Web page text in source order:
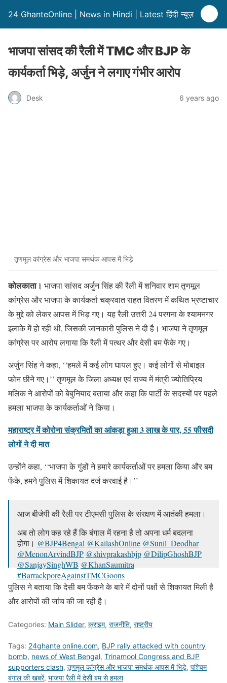
24 GhanteOnline | News in Hindi | Latest हिंदी न्यूज़
भाजपा सांसद की रैली में TMC और BJP के
कार्यकर्ता भिड़े, अर्जुन ने लगाए गंभीर आरोप
Desk 6 years ago
तृणमूल कांग्रेस और भाजपा समर्थक आपस में भिड़े
कोलकाता। भाजपा सांसद अर्जुन सिंह की रैली में शनिवार शाम तृणमूल
कांग्रेस और भाजपा के कार्यकर्ता चक्रवात राहत वितरण में कथित भ्रष्टाचार
के मुद्दे को लेकर आपस में भिड़ गए। यह रैली उत्तरी 24 परगना के श्यामनगर
इलाके में हो रही थी, जिसकी जानकारी पुलिस ने दी है। भाजपा ने तृणमूल
कांग्रेस पर आरोप लगाया कि रैली में पत्थर और देसी बम फेंके गए।
अर्जुन सिंह ने कहा, ‘‘हमले में कई लोग घायल हुए। कई लोगों से मोबाइल
फोन छीने गए।’’ तृणमूल के जिला अध्यक्ष एवं राज्य में मंत्री ज्योतिप्रिय
मलिक ने आरोपों को बेबुनियाद बताया और कहा कि पार्टी के सदस्यों पर पहले
हमला भाजपा के कार्यकर्ताओं ने किया।
महाराष्ट्र में कोरोना संक्रमितों का आंकड़ा हुआ 3 लाख के पार, 55 फीसदी
लोगों ने दी मात
उन्होंने कहा, ‘‘भाजपा के गुंडों ने हमारे कार्यकर्ताओं पर हमला किया और बम
फेंके, हमने पुलिस में शिकायत दर्ज करवाई है।’’
आज बीजेपी की रैली पर टीएमसी पुलिस के संरक्षण में आतंकी हमला।
अब तो लोग कह रहे हैं कि बंगाल में रहना है तो अपना धर्म बदलना
होगा। @BJP4Bengal @KailashOnline @Sunil_Deodhar
@MenonArvindBJP @shivprakashbjp @DilipGhoshBJP
@SanjaySinghWB @KhanSaumitra
#BarrackporeAgainstTMCGoons
pic.twitter.com/q1V5n6xOPw
— Arjun Singh (@ArjunsinghWB)
पुलिस ने बताया कि देसी बम फेंकने के बारे में दोनों पक्षों से शिकायत मिली है
और आरोपों की जांच की जा रही है।
Categories: Main Slider, क्राइम, राजनीति, राष्ट्रीय
Tags: 24ghante online.com, BJP rally attacked with country
bomb, news of West Bengal, Trinamool Congress and BJP
supporters clash, तृणमूल कांग्रेस और भाजपा समर्थक आपस में भिड़े, पश्चिम
बंगाल की खबरें, भाजपा रैली में देसी बम से हमला